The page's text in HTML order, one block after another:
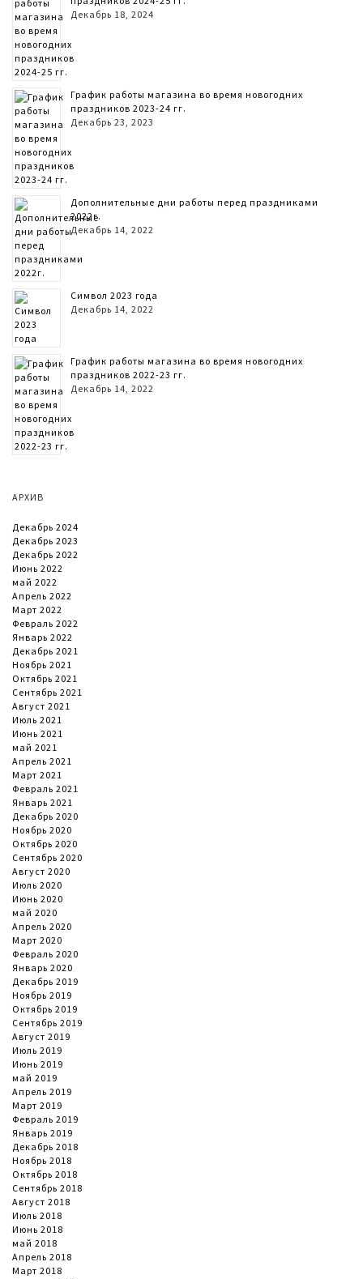
Декабрь 18, 2024
График работы магазина во время новогодних
праздников 2023-24 гг.
Декабрь 23, 2023
Дополнительные дни работы перед праздниками
2022г.
Декабрь 14, 2022
Символ 2023 года
Декабрь 14, 2022
График работы магазина во время новогодних
праздников 2022-23 гг.
Декабрь 14, 2022
АРХИВ
Декабрь 2024
Декабрь 2023
Декабрь 2022
Июнь 2022
май 2022
Апрель 2022
Март 2022
Февраль 2022
Январь 2022
Декабрь 2021
Ноябрь 2021
Октябрь 2021
Сентябрь 2021
Август 2021
Июль 2021
Июнь 2021
май 2021
Апрель 2021
Март 2021
Февраль 2021
Январь 2021
Декабрь 2020
Ноябрь 2020
Октябрь 2020
Сентябрь 2020
Август 2020
Июль 2020
Июнь 2020
май 2020
Апрель 2020
Март 2020
Февраль 2020
Январь 2020
Декабрь 2019
Ноябрь 2019
Октябрь 2019
Сентябрь 2019
Август 2019
Июль 2019
Июнь 2019
май 2019
Апрель 2019
Март 2019
Февраль 2019
Январь 2019
Декабрь 2018
Ноябрь 2018
Октябрь 2018
Сентябрь 2018
Август 2018
Июль 2018
Июнь 2018
май 2018
Апрель 2018
Март 2018